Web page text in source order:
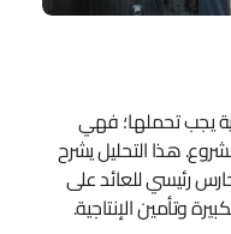
يجب تحملها؛ فهي
هذا التحليل يشرح
رئيسي للعائد على